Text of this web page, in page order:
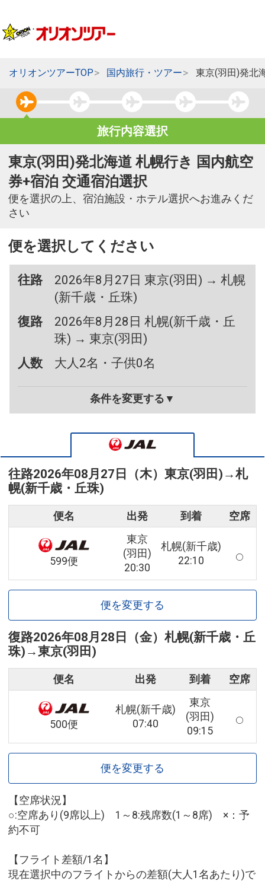
オリオンツアーTOP 国内旅行・ツアー 東京(羽田)発北
旅行内容選択
東京(羽田)発北海道 札幌行き 国内航空
券+宿泊 交通宿泊選択
便を選択の上、宿泊施設・ホテル選択へお進みくだ
さい
便を選択してください
往路
2026年8月27日 東京(羽田) → 札幌
(新千歳・丘珠)
復路
2026年8月28日 札幌(新千歳・丘
珠) → 東京(羽田)
人数
大人2名・子供0名
条件を変更する▼
往路2026年08月27日（木） 東京(羽田) →札
幌(新千歳・丘珠)
便名 出発 到着 空席
599便
東京
(羽田)
20:30
札幌(新千歳)
22:10
便を変更する
復路2026年08月28日（金） 札幌(新千歳・丘
珠) →東京(羽田)
便名 出発 到着 空席
500便
札幌(新千歳)
07:40
東京
(羽田)
09:15
便を変更する
【空席状況】
○:空席あり(9席以上) 1～8:残席数(1～8席) ×：予
約不可
【フライト差額/1名】
現在選択中のフライトからの差額(大人1名あたり)で